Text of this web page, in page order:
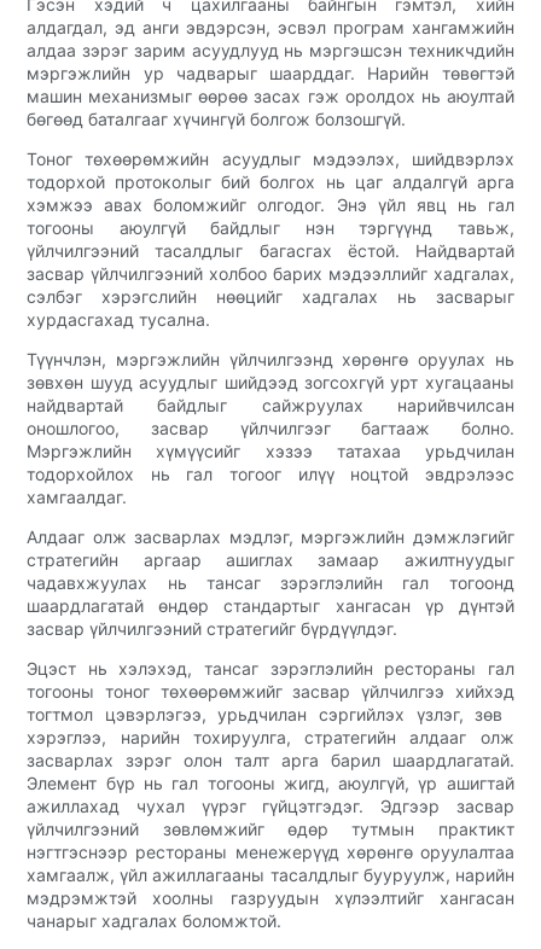
Гэсэн хэдий ч цахилгааны байнгын гэмтэл, хийн
алдагдал, эд анги эвдэрсэн, эсвэл програм хангамжийн
алдаа зэрэг зарим асуудлууд нь мэргэшсэн техникчдийн
мэргэжлийн ур чадварыг шаарддаг. Нарийн төвөгтэй
машин механизмыг өөрөө засах гэж оролдох нь аюултай
бөгөөд баталгааг хүчингүй болгож болзошгүй.
Тоног төхөөрөмжийн асуудлыг мэдээлэх, шийдвэрлэх
тодорхой протоколыг бий болгох нь цаг алдалгүй арга
хэмжээ авах боломжийг олгодог. Энэ үйл явц нь гал
тогооны аюулгүй байдлыг нэн тэргүүнд тавьж,
үйлчилгээний тасалдлыг багасгах ёстой. Найдвартай
засвар үйлчилгээний холбоо барих мэдээллийг хадгалах,
сэлбэг хэрэгслийн нөөцийг хадгалах нь засварыг
хурдасгахад тусална.
Түүнчлэн, мэргэжлийн үйлчилгээнд хөрөнгө оруулах нь
зөвхөн шууд асуудлыг шийдээд зогсохгүй урт хугацааны
найдвартай байдлыг сайжруулах нарийвчилсан
оношлогоо, засвар үйлчилгээг багтааж болно.
Мэргэжлийн хүмүүсийг хэзээ татахаа урьдчилан
тодорхойлох нь гал тогоог илүү ноцтой эвдрэлээс
хамгаалдаг.
Алдааг олж засварлах мэдлэг, мэргэжлийн дэмжлэгийг
стратегийн аргаар ашиглах замаар ажилтнуудыг
чадавхжуулах нь тансаг зэрэглэлийн гал тогоонд
шаардлагатай өндөр стандартыг хангасан үр дүнтэй
засвар үйлчилгээний стратегийг бүрдүүлдэг.
Эцэст нь хэлэхэд, тансаг зэрэглэлийн рестораны гал
тогооны тоног төхөөрөмжийг засвар үйлчилгээ хийхэд
тогтмол цэвэрлэгээ, урьдчилан сэргийлэх үзлэг, зөв ​​
хэрэглээ, нарийн тохируулга, стратегийн алдааг олж
засварлах зэрэг олон талт арга барил шаардлагатай.
Элемент бүр нь гал тогооны жигд, аюулгүй, үр ашигтай
ажиллахад чухал үүрэг гүйцэтгэдэг. Эдгээр засвар
үйлчилгээний зөвлөмжийг өдөр тутмын практикт
нэгтгэснээр рестораны менежерүүд хөрөнгө оруулалтаа
хамгаалж, үйл ажиллагааны тасалдлыг бууруулж, нарийн
мэдрэмжтэй хоолны газруудын хүлээлтийг хангасан
чанарыг хадгалах боломжтой.